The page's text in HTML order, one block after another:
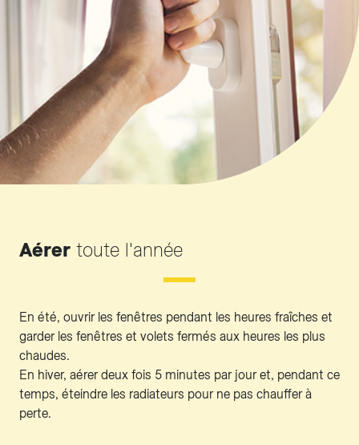
Aérer toute l'année
En été, ouvrir les fenêtres pendant les heures fraîches et
garder les fenêtres et volets fermés aux heures les plus
chaudes.
En hiver, aérer deux fois 5 minutes par jour et, pendant ce
temps, éteindre les radiateurs pour ne pas chauffer à
perte.